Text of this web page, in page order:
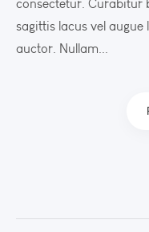
consectetur. Curabitur
sagittis lacus vel
auctor. Nullam...